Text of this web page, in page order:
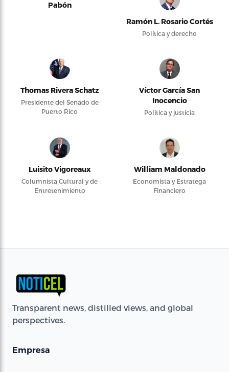
Pabón
Ramón L. Rosario Cortés
Política y derecho
Thomas Rivera Schatz
Presidente del Senado de
Puerto Rico
Víctor García San
Inocencio
Política y justicia
Luisito Vigoreaux
Columnista Cultural y de
Entretenimiento
William Maldonado
Economista y Estratega
Financiero
Transparent news, distilled views, and global
perspectives.
Empresa